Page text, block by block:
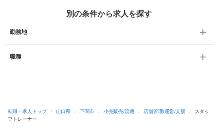
別の条件から求人を探す
勤務地
職種
転職・求人トップ / 山口県 / 下関市 / 小売販売/流通 / 店舗管理/運営/支援 /
スタッ
フトレーナー